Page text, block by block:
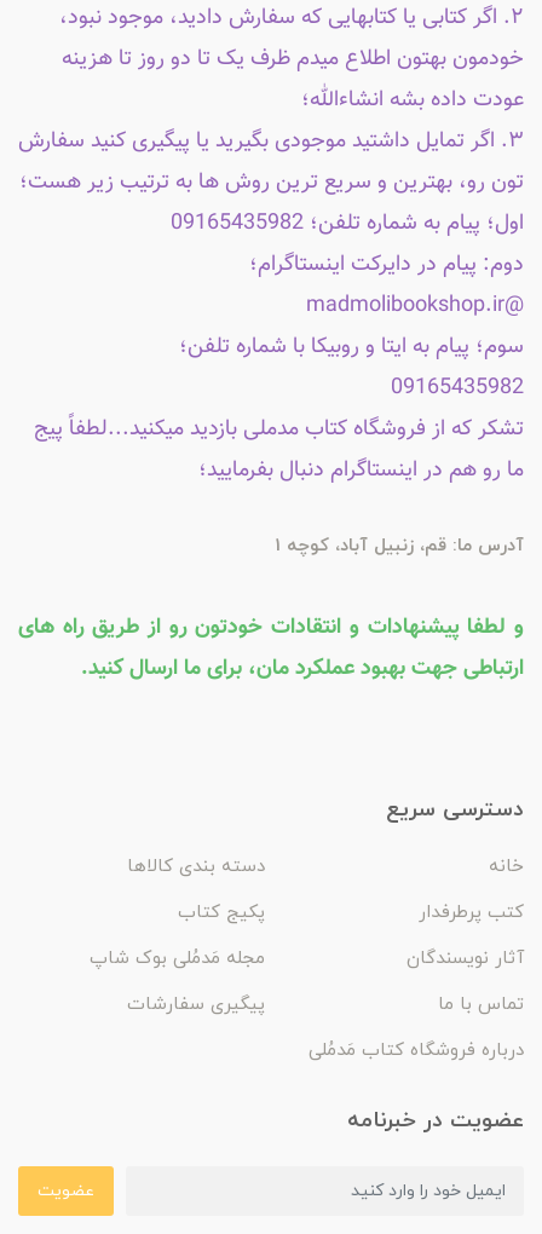
۲. اگر کتابی یا کتابهایی که سفارش دادید، موجود نبود،
خودمون بهتون اطلاع میدم ظرف یک تا دو روز تا هزینه
عودت داده بشه انشاءالله؛
۳. اگر تمایل داشتید موجودی بگیرید یا پیگیری کنید سفارش
تون رو، بهترین و سریع ترین روش ها به ترتیب زیر هست؛
اول؛ پیام به شماره تلفن؛ 09165435982
دوم: پیام در دایرکت اینستاگرام؛
@madmolibookshop.ir
سوم؛ پیام به ایتا و روبیکا با شماره تلفن؛
09165435982
تشکر که از فروشگاه کتاب مدملی بازدید میکنید...لطفاً پیج
ما رو هم در اینستاگرام دنبال بفرمایید؛
آدرس ما: قم، زنبیل آباد، کوچه 1
و لطفا پیشنهادات و انتقادات خودتون رو از طریق راه های
ارتباطی جهت بهبود عملکرد مان، برای ما ارسال کنید.
دسترسی سریع
خانه
دسته بندی کالاها
کتب پرطرفدار
پکیج کتاب
آثار نویسندگان
مجله مَدمُلی بوک شاپ
تماس با ما
پیگیری سفارشات
درباره فروشگاه کتاب مَدمُلی
عضویت در خبرنامه
عضویت